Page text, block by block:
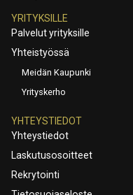
YRITYKSILLE
Palvelut yrityksille
Yhteistyössä
Meidän Kaupunki
Yrityskerho
YHTEYSTIEDOT
Yhteystiedot
Laskutusosoitteet
Rekrytointi